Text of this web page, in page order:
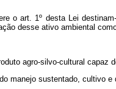
o art. 1º desta Lei
desse ativo ambiental
agro-silvo-cultural
manejo sustentado, cultivo